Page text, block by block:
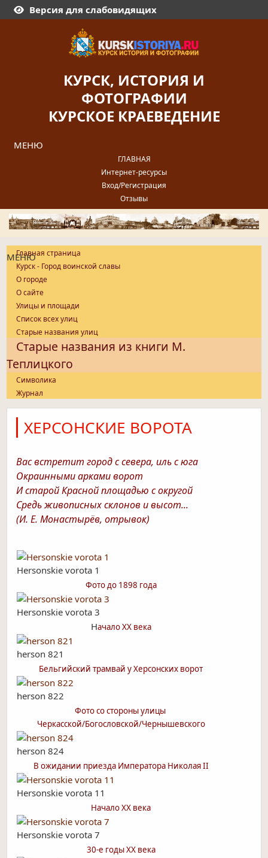
Версия для слабовидящих
КУРСК, ИСТОРИЯ И
ФОТОГРАФИИ
КУРСКОЕ КРАЕВЕДЕНИЕ
МЕНЮ
ГЛАВНАЯ
Интернет-ресурсы
Вход/Регистрация
Отзывы
МЕНЮ
Главная страница
Курск - Город воинской славы
О городе
О сайте
Улицы и площади
Список всех улиц
Старые названия улиц
Старые названия из книги М.
Теплицкого
Символика
Журнал
ХЕРСОНСКИЕ ВОРОТА
Вас встретит город с севера, иль с юга
Окраинными арками ворот
И старой Красной площадью с округой
Средь живописных склонов и высот...
(И. Е. Монастырёв, отрывок)
Hersonskie vorota 1
Фото до 1898 года
Hersonskie vorota 3
Начало ХХ века
herson 821
Бельгийский трамвай у Херсонских ворот
herson 822
Фото со стороны улицы
Черкасской/Богословской/Чернышевского
herson 824
В ожидании приезда Императора Николая II
Hersonskie vorota 11
Начало ХХ века
Hersonskie vorota 7
30-е годы ХХ века